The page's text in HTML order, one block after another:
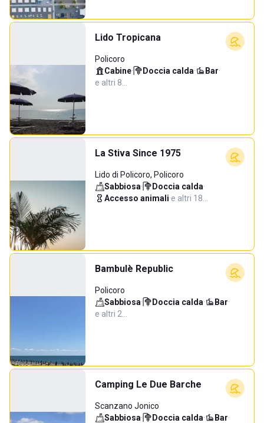
Lido Tropicana
Policoro
Cabine· Doccia calda· Bar·
e altri 8…
La Stiva Since 1975
Lido di Policoro, Policoro
Sabbiosa· Doccia calda·
Accesso animali·e altri 18…
Bambulè Republic
Policoro
Sabbiosa· Doccia calda· Bar·
e altri 2…
Camping Le Due Barche
Scanzano Jonico
Sabbiosa· Doccia calda· Bar·